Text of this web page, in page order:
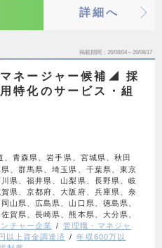
詳細へ
掲載期間 26/08/04～26/08/17
ネージャー候補◢ 採
特化のサービス・組
、青森県、岩手県、宮城県、秋田
、群馬県、埼玉県、千葉県、東京
県、福井県、山梨県、長野県、岐
県、京都府、大阪府、兵庫県、奈
山県、広島県、山口県、徳島県、
賀県、長崎県、熊本県、大分県、
チャー企業
管理職・マネジャ
以上資金調達済
年収600万以